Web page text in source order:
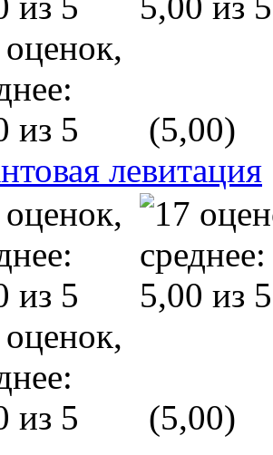
(5,00)
левитация
(5,00)